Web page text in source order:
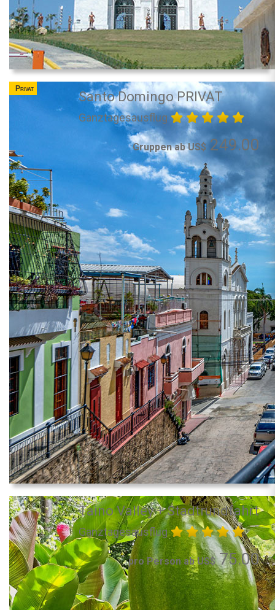
Privat
Santo Domingo PRIVAT
Ganztagesausflug
Gruppen ab US$249.00
Taino Valley + Stadtrundfahrt
Ganztagesausflug
pro Person ab US$75.00